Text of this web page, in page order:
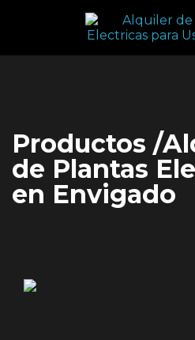
Productos /
de Plantas
en Envigado